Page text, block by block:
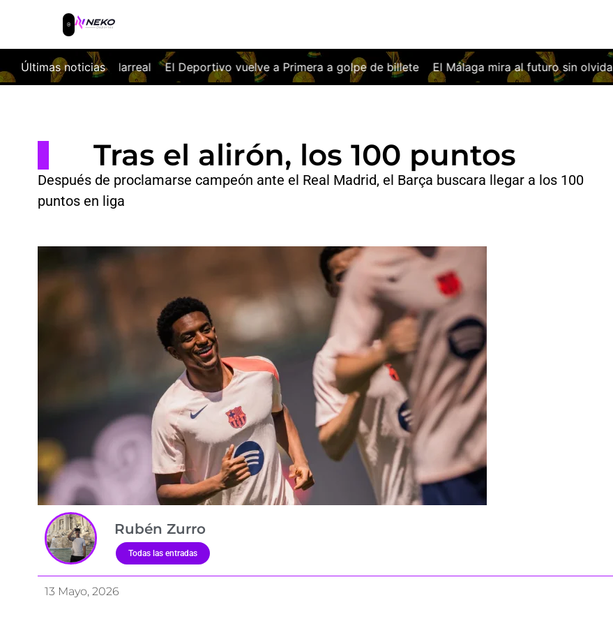
Últimas noticias
El Deportivo vuelve a Primera a golpe de billete El Málaga mira al futuro sin olvidar su noche más europea
Tras el alirón, los 100 puntos
Después de proclamarse campeón ante el Real Madrid, el Barça buscara llegar a los 100
puntos en liga
Rubén Zurro
Todas las entradas
13 Mayo, 2026